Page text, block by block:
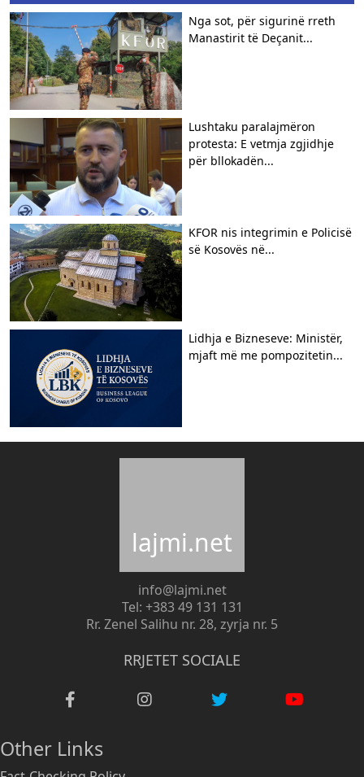
Nga sot, për sigurinë rreth
Manastirit të Deçanit...
​Lushtaku paralajmëron
protesta: E vetmja zgjidhje
për bllokadën...
KFOR nis integrimin e Policisë
së Kosovës në...
Lidhja e Bizneseve: Ministër,
mjaft më me pompozitetin...
lajmi.net
info@lajmi.net
Tel: +383 49 131 131
Rr. Zenel Salihu nr. 28, zyrja nr. 5
RRJETET SOCIALE
Other Links